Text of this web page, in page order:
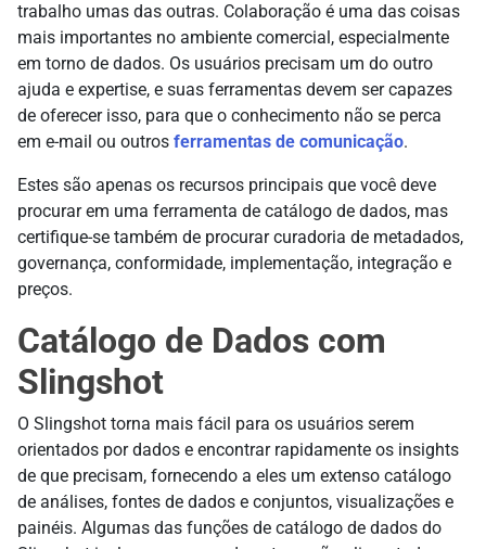
trabalho umas das outras. Colaboração é uma das coisas
mais importantes no ambiente comercial, especialmente
em torno de dados. Os usuários precisam um do outro
ajuda e expertise, e suas ferramentas devem ser capazes
de oferecer isso, para que o conhecimento não se perca
em e-mail ou outros ferramentas de comunicação.
Estes são apenas os recursos principais que você deve
procurar em uma ferramenta de catálogo de dados, mas
certifique-se também de procurar curadoria de metadados,
governança, conformidade, implementação, integração e
preços.
Catálogo de Dados com
Slingshot
O Slingshot torna mais fácil para os usuários serem
orientados por dados e encontrar rapidamente os insights
de que precisam, fornecendo a eles um extenso catálogo
de análises, fontes de dados e conjuntos, visualizações e
painéis. Algumas das funções de catálogo de dados do